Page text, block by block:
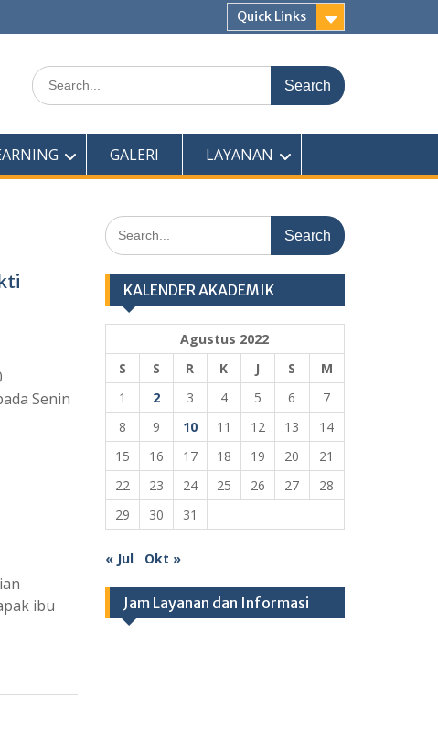
Quick Links
Search
for:
GALERI LAYANAN
Senin
ibu
Search
for:
KALENDER AKADEMIK
Agustus 2022
S
S R K J S
M
1
2 3 4 5 6
7
8
9 10 11 12 13
14
15
16 17 18 19 20
21
22
23 24 25 26 27
28
29
30 31
« Jul Okt »
Jam Layanan dan Informasi